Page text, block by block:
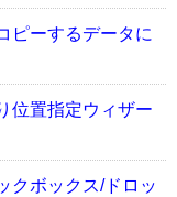
ピーするデータに
位置指定ウィザー
クボックス/ドロッ